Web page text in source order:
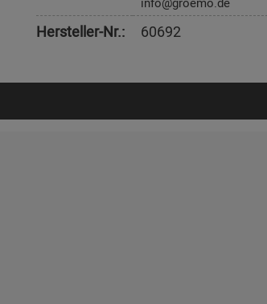
Hersteller-Nr.: 60692